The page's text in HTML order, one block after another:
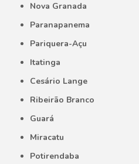
Nova Granada
Paranapanema
Pariquera-Açu
Itatinga
Cesário Lange
Ribeirão Branco
Guará
Miracatu
Potirendaba